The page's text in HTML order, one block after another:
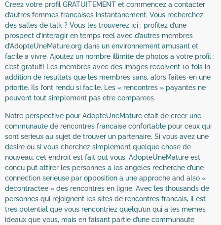
Creez votre profil GRATUITEMENT et commencez a contacter
d’autres femmes francaises instantanement. Vous recherchez
des salles de talk ? Vous les trouverez ici : profitez d’une
prospect d’interagir en temps reel avec d’autres membres
d’AdopteUneMature.org dans un environnement amusant et
facile a vivre. Ajoutez un nombre illimite de photos a votre profil ;
c’est gratuit! Les membres avec des images recoivent 10 fois in
addition de resultats que les membres sans, alors faites-en une
priorite. Ils l’ont rendu si facile. Les « rencontres » payantes ne
peuvent tout simplement pas etre comparees.
Notre perspective pour AdopteUneMature etait de creer une
communaute de rencontres francaise confortable pour ceux qui
sont serieux au sujet de trouver un partenaire. Si vous avez une
desire ou si vous cherchez simplement quelque chose de
nouveau, cet endroit est fait put vous. AdopteUneMature est
concu put attirer les personnes a los angeles recherche d’une
connection serieuse par opposition a une approche and also «
decontractee » des rencontres en ligne. Avec les thousands de
personnes qui rejoignent les sites de rencontres francais, il est
tres potential que vous rencontriez quelqu’un qui a les memes
ideaux que vous, mais en faisant partie d’une communaute